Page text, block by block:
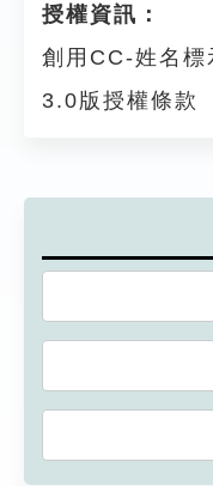
授權資訊：
創用CC-姓名
3.0版授權條款